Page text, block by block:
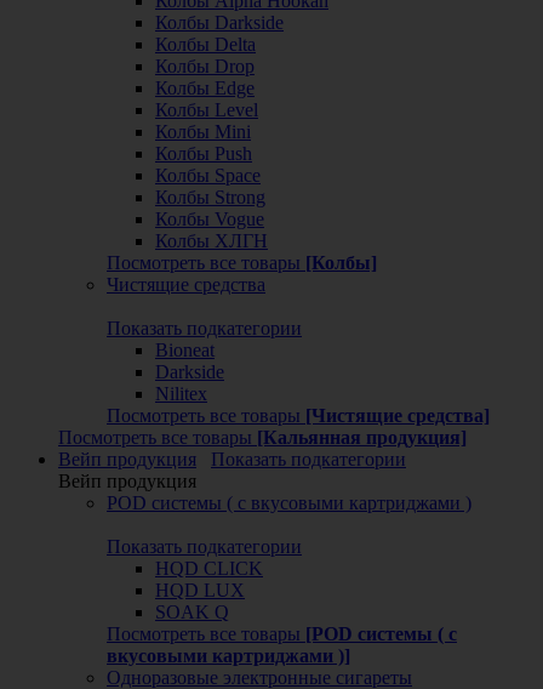
Колбы Darkside
Колбы Delta
Колбы Drop
Колбы Edge
Колбы Level
Колбы Mini
Колбы Push
Колбы Space
Колбы Strong
Колбы Vogue
Колбы ХЛГН
Посмотреть все товары [Колбы]
Чистящие средства
Показать подкатегории
Bioneat
Darkside
Nilitex
Посмотреть все товары [Чистящие средства]
Посмотреть все товары [Кальянная продукция]
Вейп продукция
Показать подкатегории
Вейп продукция
POD системы ( с вкусовыми картриджами )
Показать подкатегории
HQD CLICK
HQD LUX
SOAK Q
Посмотреть все товары [POD системы ( с
вкусовыми картриджами )]
Одноразовые электронные сигареты